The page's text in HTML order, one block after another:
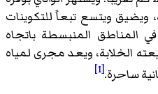
ويضيق ويتسع تبعاً للتكوينات
المناطق المنبسطة باتجاه
الخلابة، ويعد مجرى لمياه
ساحرة.[1]